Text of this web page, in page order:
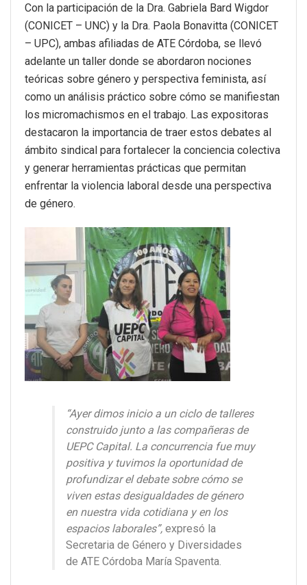
Con la participación de la Dra. Gabriela Bard Wigdor
(CONICET – UNC) y la Dra. Paola Bonavitta (CONICET
– UPC), ambas afiliadas de ATE Córdoba, se llevó
adelante un taller donde se abordaron nociones
teóricas sobre género y perspectiva feminista, así
como un análisis práctico sobre cómo se manifiestan
los micromachismos en el trabajo. Las expositoras
destacaron la importancia de traer estos debates al
ámbito sindical para fortalecer la conciencia colectiva
y generar herramientas prácticas que permitan
enfrentar la violencia laboral desde una perspectiva
de género.
“Ayer dimos inicio a un ciclo de talleres
construido junto a las compañeras de
UEPC Capital. La concurrencia fue muy
positiva y tuvimos la oportunidad de
profundizar el debate sobre cómo se
viven estas desigualdades de género
en nuestra vida cotidiana y en los
espacios laborales”, expresó la
Secretaria de Género y Diversidades
de ATE Córdoba María Spaventa.